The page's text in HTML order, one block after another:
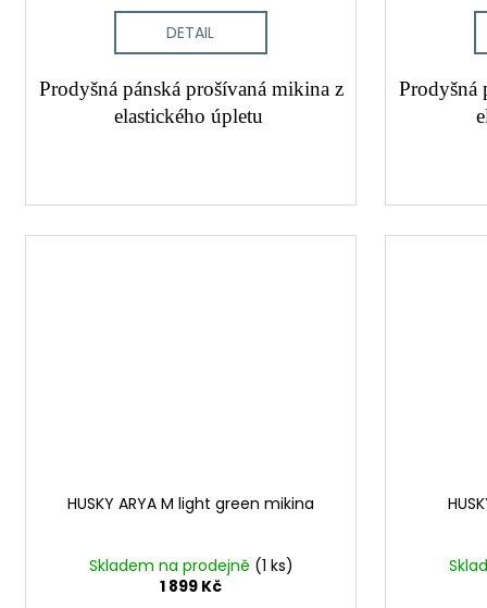
DETAIL
Prodyšná pánská prošívaná mikina z
elastického úpletu
Prodyšná
HUSKY ARYA M light green mikina
Skladem na prodejně (1 ks)
1 899 Kč